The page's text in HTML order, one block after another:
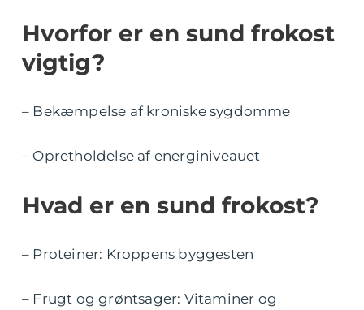
Hvorfor er en sund frokost
vigtig?
– Bekæmpelse af kroniske sygdomme
– Opretholdelse af energiniveauet
Hvad er en sund frokost?
– Proteiner: Kroppens byggesten
– Frugt og grøntsager: Vitaminer og